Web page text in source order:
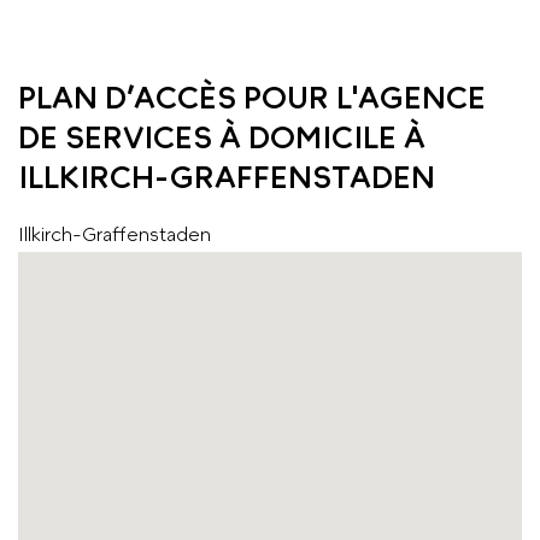
PLAN D’ACCÈS POUR L'AGENCE
DE SERVICES À DOMICILE À
ILLKIRCH-GRAFFENSTADEN
Illkirch-Graffenstaden